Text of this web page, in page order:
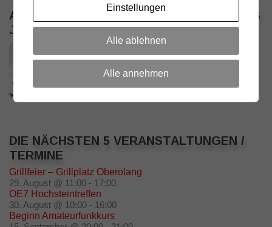
ALLE VERANSTALTUNGEN / TERMINE DES
JAHRES
DIE NÄCHSTEN 5 VERANSTALTUNGEN /
TERMINE
Grillfeier – Grillplatz Oberolang
29. August @ 11:00 - 17:00
OE7 Hochsteintreffen
30. August @ 10:00 - 16:00
Beginn Amateurfunkkurs
Einstellungen
Alle ablehnen
Alle annehmen